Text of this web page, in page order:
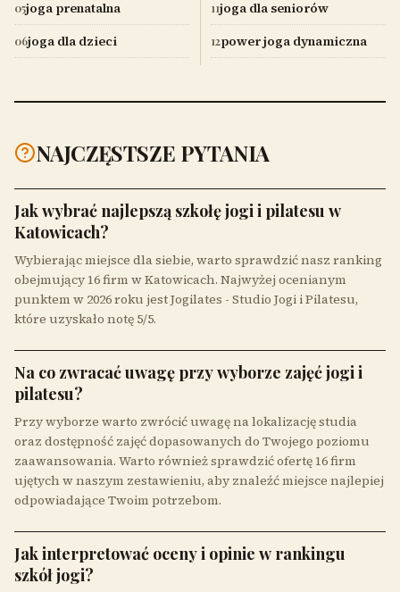
05joga prenatalna
06joga dla dzieci
11joga dla seniorów
12power joga dynamiczna
NAJCZĘSTSZE PYTANIA
Jak wybrać najlepszą szkołę jogi i pilatesu w
Katowicach?
Wybierając miejsce dla siebie, warto sprawdzić nasz ranking
obejmujący 16 firm w Katowicach. Najwyżej ocenianym
punktem w 2026 roku jest Jogilates - Studio Jogi i Pilatesu,
które uzyskało notę 5/5.
Na co zwracać uwagę przy wyborze zajęć jogi i
pilatesu?
Przy wyborze warto zwrócić uwagę na lokalizację studia
oraz dostępność zajęć dopasowanych do Twojego poziomu
zaawansowania. Warto również sprawdzić ofertę 16 firm
ujętych w naszym zestawieniu, aby znaleźć miejsce najlepiej
odpowiadające Twoim potrzebom.
Jak interpretować oceny i opinie w rankingu
szkół jogi?